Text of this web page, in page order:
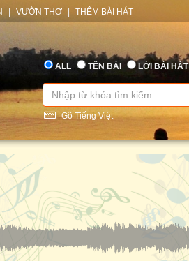
VƯỜN THƠ THÊM BÀI HÁT
ALL TÊN BÀI LỜI BÀI HÁT
Gõ Tiếng Việt